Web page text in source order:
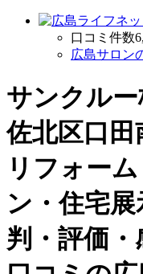
口コミ件数
広島サロン
サンクル
佐北区口田
リフォー
ン・住宅展
判・評価